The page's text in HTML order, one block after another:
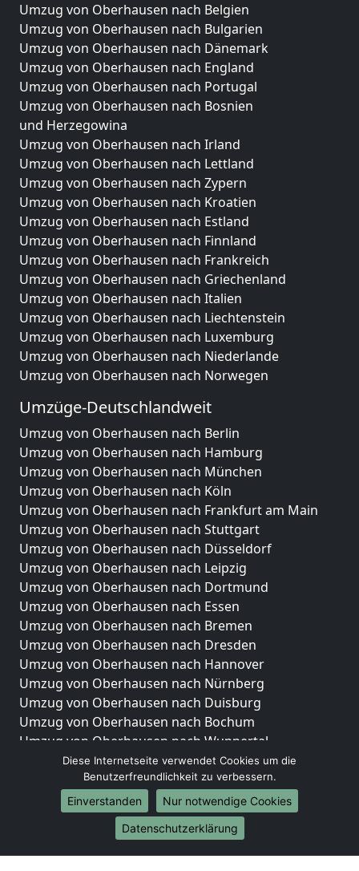
Umzug von Oberhausen nach Belgien
Umzug von Oberhausen nach Bulgarien
Umzug von Oberhausen nach Dänemark
Umzug von Oberhausen nach England
Umzug von Oberhausen nach Portugal
Umzug von Oberhausen nach Bosnien
und Herzegowina
Umzug von Oberhausen nach Irland
Umzug von Oberhausen nach Lettland
Umzug von Oberhausen nach Zypern
Umzug von Oberhausen nach Kroatien
Umzug von Oberhausen nach Estland
Umzug von Oberhausen nach Finnland
Umzug von Oberhausen nach Frankreich
Umzug von Oberhausen nach Griechenland
Umzug von Oberhausen nach Italien
Umzug von Oberhausen nach Liechtenstein
Umzug von Oberhausen nach Luxemburg
Umzug von Oberhausen nach Niederlande
Umzug von Oberhausen nach Norwegen
Umzüge-Deutschlandweit
Umzug von Oberhausen nach Berlin
Umzug von Oberhausen nach Hamburg
Umzug von Oberhausen nach München
Umzug von Oberhausen nach Köln
Umzug von Oberhausen nach Frankfurt am Main
Umzug von Oberhausen nach Stuttgart
Umzug von Oberhausen nach Düsseldorf
Umzug von Oberhausen nach Leipzig
Umzug von Oberhausen nach Dortmund
Umzug von Oberhausen nach Essen
Umzug von Oberhausen nach Bremen
Umzug von Oberhausen nach Dresden
Umzug von Oberhausen nach Hannover
Umzug von Oberhausen nach Nürnberg
Umzug von Oberhausen nach Duisburg
Umzug von Oberhausen nach Bochum
Umzug von Oberhausen nach Wuppertal
Umzug von Oberhausen nach Bielefeld
Umzug von Oberhausen nach Bonn
Umzug von Oberhausen nach Münster
Internationale-Umzüge
Umzug von Oberhausen nach Brasilien
Diese Internetseite verwendet Cookies um die
Benutzerfreundlichkeit zu verbessern.
Einverstanden
Nur notwendige Cookies
Datenschutzerklärung